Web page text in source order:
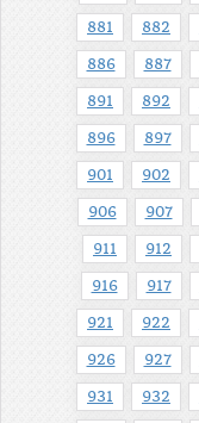
881 882
886 887
891 892
896 897
901 902
906 907
911 912
916 917
921 922
926 927
931 932